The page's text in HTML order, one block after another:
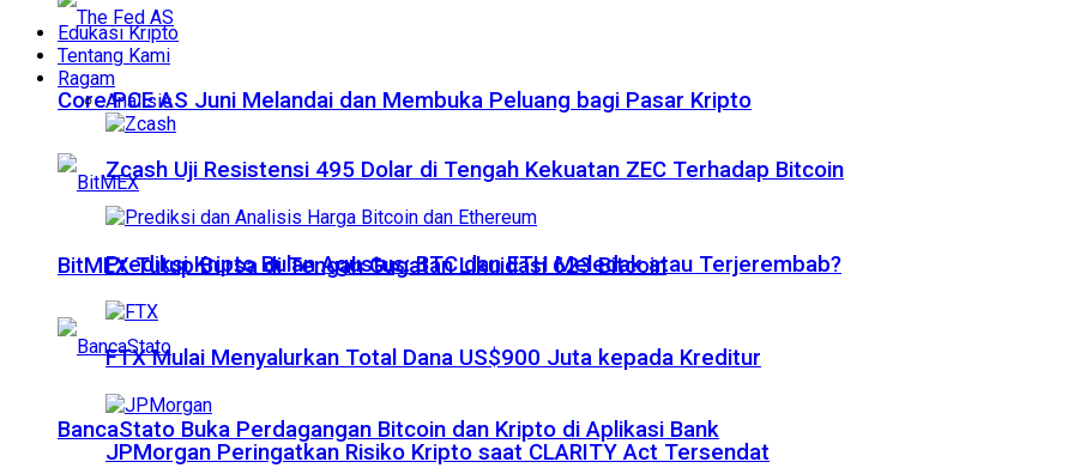
Core PCE AS Juni Melandai dan Membuka Peluang bagi Pasar Kripto
BitMEX Tutup Bursa di Tengah Gugatan Likuidasi 623 Bitcoin
BancaStato Buka Perdagangan Bitcoin dan Kripto di Aplikasi Bank
Edukasi Kripto
Tentang Kami
Ragam
Analisis
Zcash Uji Resistensi 495 Dolar di Tengah Kekuatan ZEC Terhadap Bitcoin
Prediksi Kripto Bulan Agustus: BTC dan ETH Meledak atau Terjerembab?
FTX Mulai Menyalurkan Total Dana US$900 Juta kepada Kreditur
JPMorgan Peringatkan Risiko Kripto saat CLARITY Act Tersendat